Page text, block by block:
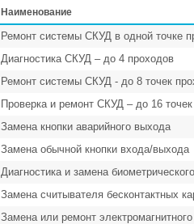
Наименование
Ремонт системы СКУД в одной точке
Диагностика СКУД – до 4 проходов
Ремонт системы СКУД - до 8 точек
Проверка и ремонт СКУД – до 16 точек
Замена кнопки аварийного выхода
Замена обычной кнопки входа/выхода
Диагностика и замена
Замена считывателя бесконтактных
Замена или ремонт